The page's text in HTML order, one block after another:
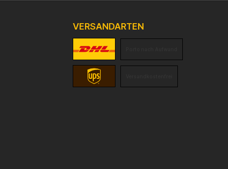
VERSANDARTEN